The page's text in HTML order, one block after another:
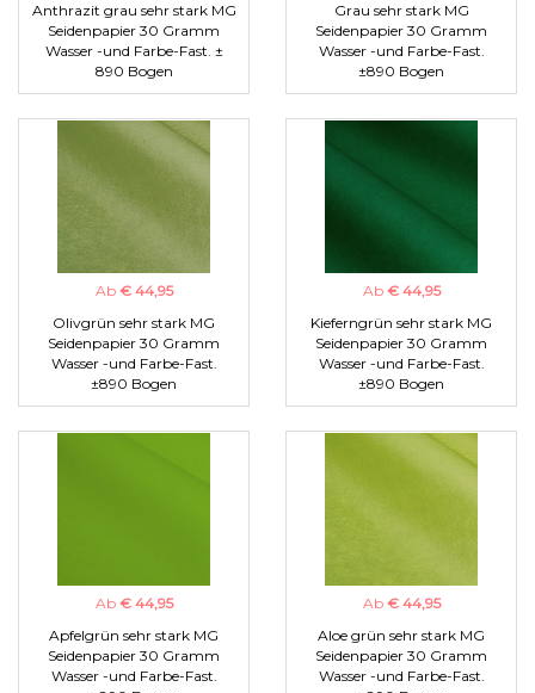
Anthrazit grau sehr stark MG
Seidenpapier 30 Gramm
Wasser -und Farbe-Fast. ±
890 Bogen
Grau sehr stark MG
Seidenpapier 30 Gramm
Wasser -und Farbe-Fast.
±890 Bogen
Ab € 44,95
Olivgrün sehr stark MG
Seidenpapier 30 Gramm
Wasser -und Farbe-Fast.
±890 Bogen
Ab € 44,95
Kieferngrün sehr stark MG
Seidenpapier 30 Gramm
Wasser -und Farbe-Fast.
±890 Bogen
Ab € 44,95
Apfelgrün sehr stark MG
Seidenpapier 30 Gramm
Wasser -und Farbe-Fast.
Ab € 44,95
Aloe grün sehr stark MG
Seidenpapier 30 Gramm
Wasser -und Farbe-Fast.